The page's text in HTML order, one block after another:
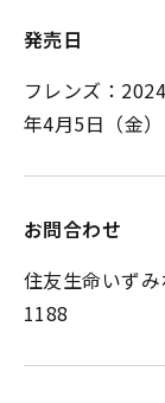
発売日
フレンズ：
年4月5日（金
お問合わせ
住友生命いず
1188